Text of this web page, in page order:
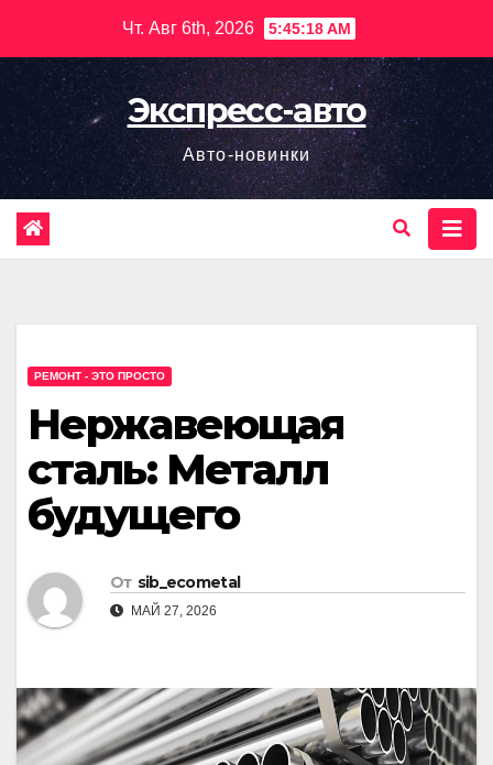
содержимому
Чт. Авг 6th, 2026 5:45:19 AM
Экспресс-авто
Авто-новинки
РЕМОНТ - ЭТО ПРОСТО
Нержавеющая
сталь: Металл
будущего
От sib_ecometal
МАЙ 27, 2026